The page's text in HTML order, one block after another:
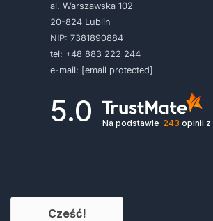
al. Warszawska 102
20-824 Lublin
NIP: 7381890884
tel: +48 883 222 244
e-mail: [email protected]
5.0 Na podstawie 243 opinii z
Cześć!